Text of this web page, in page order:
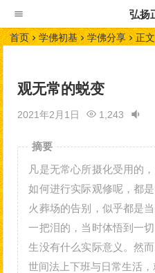
弘扬
首页 学佛初基 学佛分享 正文
观无常的蜕变
2021年2月1日 1,243
摘要
凡是无常心所摄化受用的
如何进行实际观修呢，都
火葬场的告别，似乎都是
一把泪的，当时体悟到一
生没有什么实际意义。然
世间法上下班与日常生活